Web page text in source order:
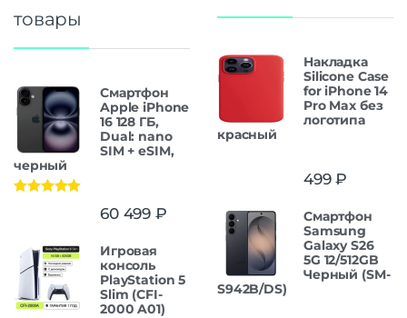
товары
Смартфон
Apple iPhone
16 128 ГБ,
Dual: nano
SIM + eSIM,
черный
60 499 ₽
Игровая
консоль
PlayStation 5
Slim (CFI-
2000 A01)
Накладка
Silicone Case
for iPhone 14
Pro Max без
логотипа
красный
499₽
Смартфон
Samsung
Galaxy S26
5G 12/512GB
Черный (SM-
S942B/DS)